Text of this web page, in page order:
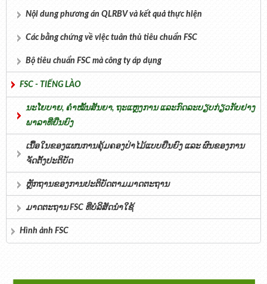
Nội dung phương án QLRBV và kết quả thực hiện
Các bằng chứng về việc tuân thủ tiêu chuẩn FSC
Bộ tiêu chuẩn FSC mà công ty áp dụng
FSC - TIẾNG LÀO
ນະໂຍບາຍ, ຄໍາໝັ້ນສັນຍາ, ຖະແຫຼງການ ແລະກົດລະບຽບກ່ຽວກັບຢາງ
ພາລາທີ່ຍືນຍົງ
ເນື້ອໃນຂອງແຜນການຄຸ້ມຄອງປ່າໄມ້ແບບຍືນຍົງ ແລະ ຜົນຂອງການ
ຈັດຕັ້ງປະຕິບັດ
ຫຼັກຖານຂອງການປະຕິບັດຕາມມາດຕະຖານ
ມາດຕະຖານ FSC ທີ່ບໍລິສັດນຳໃຊ້
Hình ảnh FSC